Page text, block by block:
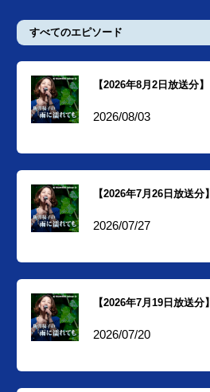
すべてのエピソード
【2026年8月2日放送分】
2026/08/03
【2026年7月26日放送分】
2026/07/27
【2026年7月19日放送分】
2026/07/20